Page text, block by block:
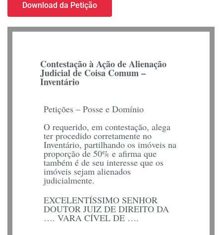
Download da Petição
Contestação à Ação de Alienação
Judicial de Coisa Comum –
Inventário
Petições – Posse e Domínio
O requerido, em contestação, alega
ter procedido corretamente no
Inventário, partilhando os imóveis na
proporção de 50% e afirma que
também é de seu interesse que os
imóveis sejam alienados
judicialmente.
EXCELENTÍSSIMO SENHOR
DOUTOR JUIZ DE DIREITO DA
…. VARA CÍVEL DE ….